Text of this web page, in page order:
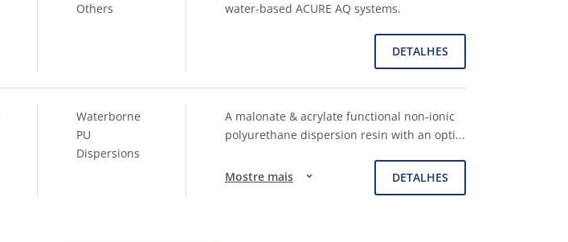
Others
water-based ACURE AQ systems.
DETALHES
Waterborne
PU
Dispersions
A malonate & acrylate functional non-ionic
polyurethane dispersion resin with an opti...
Mostre mais DETALHES